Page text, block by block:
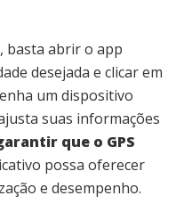
basta abrir o app
desejada e clicar em
um dispositivo
suas informações
que o GPS
possa oferecer
e desempenho.